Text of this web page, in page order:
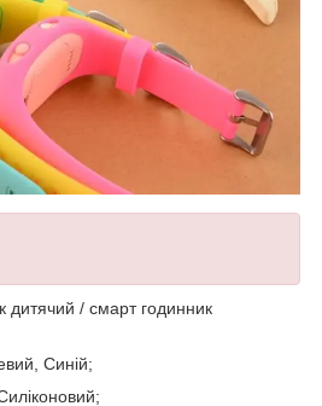
дитячий / смарт годинник
Синій;